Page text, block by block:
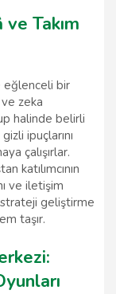
Takım
eğlenceli bir
ve zeka
halinde belirli
ipuçlarını
çalışırlar.
katılımcının
ve iletişim
strateji geliştirme
taşır.